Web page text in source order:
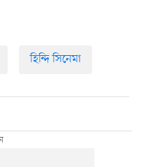
হিন্দি সিনেমা